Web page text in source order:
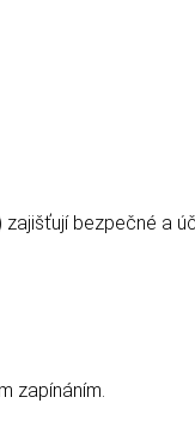
bezpečné a
zapínáním.